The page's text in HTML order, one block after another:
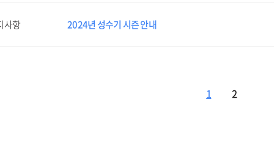
사항 2024년 성수기 시즌 안내
1 2